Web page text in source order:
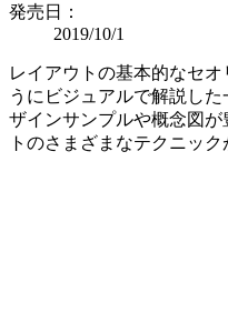
発売日：
2019/10/1
レイアウトの基本的なセ
うにビジュアルで解説し
ザインサンプルや概念図
トのさまざまなテクニック